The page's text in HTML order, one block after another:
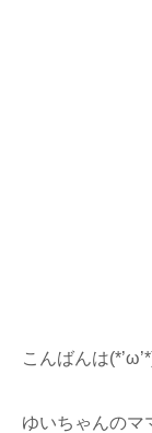
こんばんは
ゆいちゃんのマ